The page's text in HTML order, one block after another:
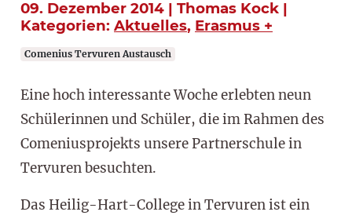
09. Dezember 2014 | Thomas Kock |
Kategorien: Aktuelles, Erasmus +
Comenius Tervuren Austausch
Eine hoch interessante Woche erlebten neun
Schülerinnen und Schüler, die im Rahmen des
Comeniusprojekts unsere Partnerschule in
Tervuren besuchten.
Das Heilig-Hart-College in Tervuren ist ein